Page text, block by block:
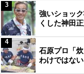
強いショッ
くした神田
3
石原プロ「
わけではない
4